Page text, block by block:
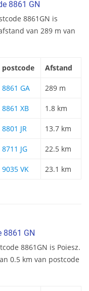
8861 GN
8861GN is
van 289 m van
postcode Afstand
8861 GA 289 m
8861 XB 1.8 km
8801 JR 13.7 km
8711 JG 22.5 km
9035 VK 23.1 km
GN
8861GN is Poiesz.
0.5 km van postcode